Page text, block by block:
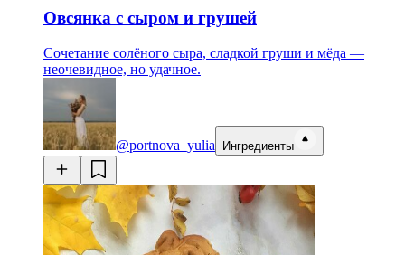
Овсянка с сыром и грушей
Сочетание солёного сыра, сладкой груши и мёда —
неочевидное, но удачное.
@portnova_yulia Ингредиенты